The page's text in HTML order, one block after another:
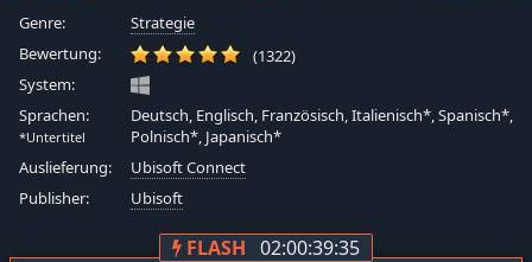
Genre:
Strategie
Bewertung:
(1322)
System:
Sprachen:
*Untertitel
Deutsch, Englisch, Französisch, Italienisch*, Spanisch*,
Polnisch*, Japanisch*
Auslieferung:
Ubisoft Connect
Publisher:
Ubisoft
FLASH 02:00:39:34